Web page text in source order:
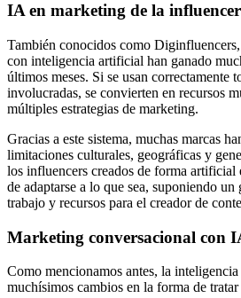
IA en marketing de la
También conocidos como
con inteligencia artificial han ganado
últimos meses. Si se usan correctamente
involucradas, se convierten en recursos
múltiples estrategias de marketing.
Gracias a este sistema, muchas marcas
limitaciones culturales, geográficas y
los influencers creados de forma artificial
de adaptarse a lo que sea, suponiendo
trabajo y recursos para el creador de
Marketing conversacional con
Como mencionamos antes, la
muchísimos cambios en la forma de